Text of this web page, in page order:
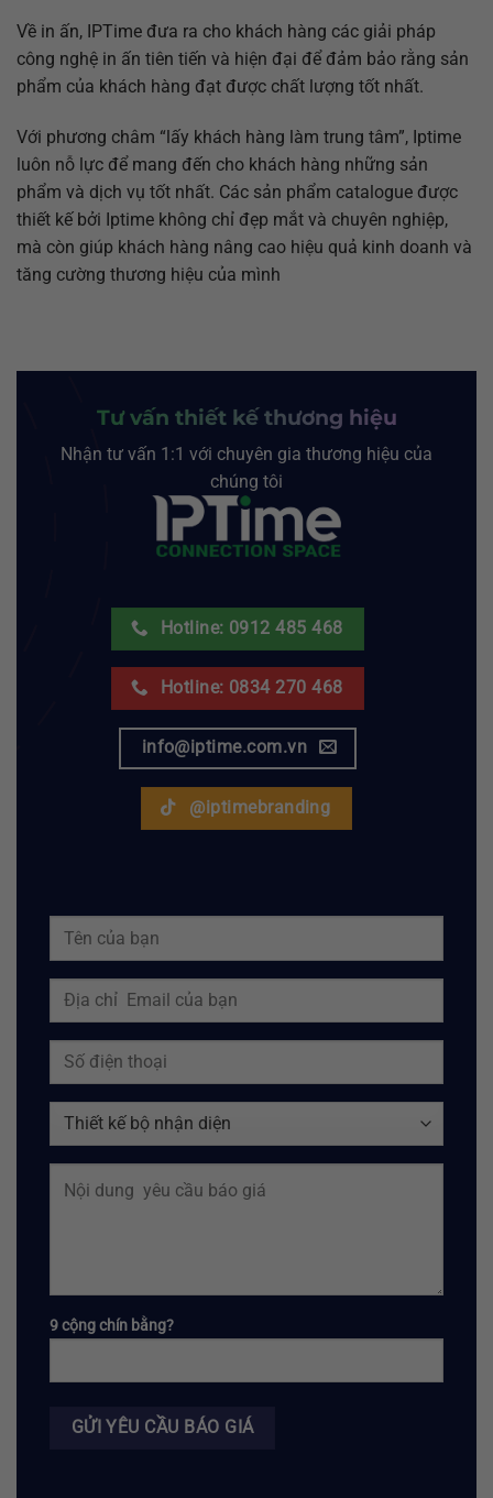
Về in ấn, IPTime đưa ra cho khách hàng các giải pháp
công nghệ in ấn tiên tiến và hiện đại để đảm bảo rằng sản
phẩm của khách hàng đạt được chất lượng tốt nhất.
Với phương châm “lấy khách hàng làm trung tâm”, Iptime
luôn nỗ lực để mang đến cho khách hàng những sản
phẩm và dịch vụ tốt nhất. Các sản phẩm catalogue được
thiết kế bởi Iptime không chỉ đẹp mắt và chuyên nghiệp,
mà còn giúp khách hàng nâng cao hiệu quả kinh doanh và
tăng cường thương hiệu của mình
Tư vấn thiết kế thương hiệu
Nhận tư vấn 1:1 với chuyên gia thương hiệu của
chúng tôi
Hotline: 0912 485 468
Hotline: 0834 270 468
info@iptime.com.vn
@iptimebranding
9 cộng chín bằng?